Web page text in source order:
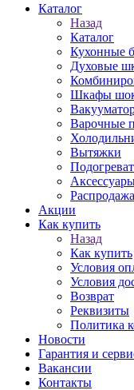
Каталог
Назад
Каталог
Кухонные
Духовые
Шкафы
Варочные
Вытяжки
Распродажа
Акции
Как купить
Назад
Как купить
Условия
Условия
Возврат
Реквизиты
Политика
Новости
Гарантия и
Вакансии
Контакты